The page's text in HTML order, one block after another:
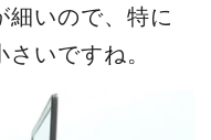
細いので、特に
いですね。